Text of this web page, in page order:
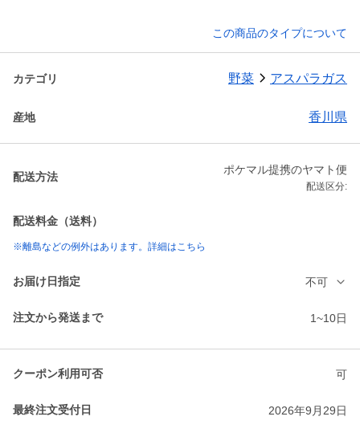
この商品のタイプについて
カテゴリ 野菜 アスパラガス
産地 香川県
配送方法
ポケマル提携のヤマト便
配送区分:
配送料金（送料）
※離島などの例外はあります。詳細はこちら
お届け日指定 不可
注文から発送まで 1~10日
クーポン利用可否 可
最終注文受付日 2026年9月29日